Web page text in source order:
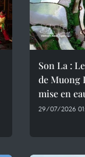
Son La :
de Muong
mise en
29/07/2026